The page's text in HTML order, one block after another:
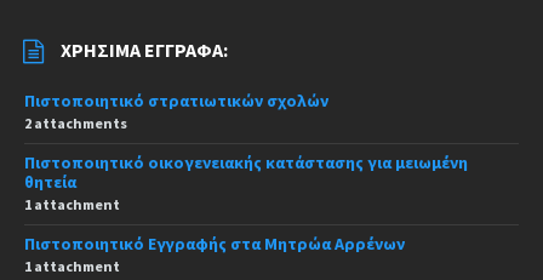
ΧΡΉΣΙΜΑ ΈΓΓΡΑΦΑ:
Πιστοποιητικό στρατιωτικών σχολών
2 attachments
Πιστοποιητικό οικογενειακής κατάστασης για μειωμένη
θητεία
1 attachment
Πιστοποιητικό Εγγραφής στα Μητρώα Αρρένων
1 attachment